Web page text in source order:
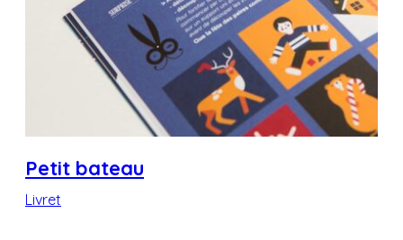
Petit bateau
Livret